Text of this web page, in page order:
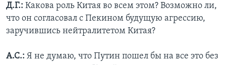
Д.Г.: Какова роль Китая во всем этом? Возможно ли,
что он согласовал с Пекином будущую агрессию,
заручившись нейтралитетом Китая?
А.С.: Я не думаю, что Путин пошел бы на все это без